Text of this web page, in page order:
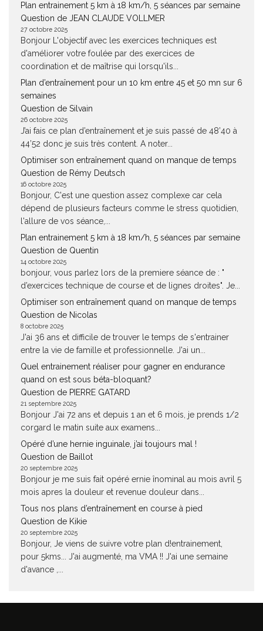
Plan entrainement 5 km à 18 km/h, 5 séances par semaine
Question de JEAN CLAUDE VOLLMER
27 octobre 2025
Bonjour L'objectif avec les exercices techniques est
d'améliorer votre foulée par des exercices de
coordination et de maîtrise qui lorsqu'ils...
Plan d’entraînement pour un 10 km entre 45 et 50 mn sur 6
semaines
Question de Silvain
26 octobre 2025
J’ai fais ce plan d’entraînement et je suis passé de 48’40 à
44’52 donc je suis très content. A noter...
Optimiser son entraînement quand on manque de temps
Question de Rémy Deutsch
16 octobre 2025
Bonjour, C'est une question assez complexe car cela
dépend de plusieurs facteurs comme le stress quotidien,
l'allure de vos séance,...
Plan entrainement 5 km à 18 km/h, 5 séances par semaine
Question de Quentin
14 octobre 2025
bonjour, vous parlez lors de la premiere séance de : "
d’exercices technique de course et de lignes droites". Je...
Optimiser son entraînement quand on manque de temps
Question de Nicolas
8 octobre 2025
J'ai 36 ans et difficile de trouver le temps de s'entrainer
entre la vie de famille et professionnelle. J'ai un...
Quel entrainement réaliser pour gagner en endurance
quand on est sous béta-bloquant?
Question de PIERRE GATARD
21 septembre 2025
Bonjour J'ai 72 ans et depuis 1 an et 6 mois, je prends 1/2
corgard le matin suite aux examens...
Opéré d’une hernie inguinale, j’ai toujours mal !
Question de Baillot
20 septembre 2025
Bonjour je me suis fait opéré ernie înominal au mois avril 5
mois apres la douleur et revenue douleur dans...
Tous nos plans d’entraînement en course à pied
Question de Kikie
20 septembre 2025
Bonjour, Je viens de suivre votre plan d!entrainement,
pour 5kms... J'ai augmenté, ma VMA !! J'ai une semaine
d'avance ,...